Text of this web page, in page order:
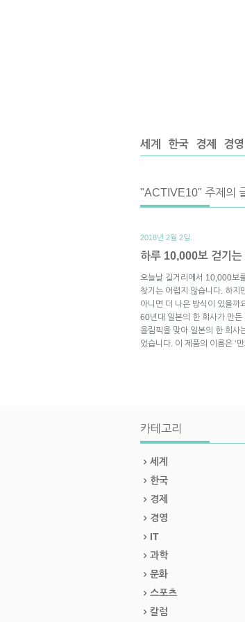
세계 한국 경제 경영
"ACTIVE10" 주제의
2018년 2월 2일.
하루 10,000보 걷기는
오늘날 길거리에서 10,000보
찾기는 어렵지 않습니다. 하
아니면 더 나은 방식이 있을까
60년대 일본의 한 회사가 만
올림픽을 맞아 일본의 한 회사
었습니다. 이 제품의 이름은 ‘
카테고리
세계
한국
경제
경영
IT
과학
문화
스포츠
칼럼